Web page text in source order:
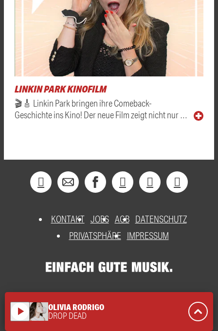
LINKIN PARK KINOFILM
🎬🎸 Linkin Park bringen ihre Comeback-
Geschichte ins Kino! Der neue Film zeigt nicht nur …
KONTAKT JOBS AGB DATENSCHUTZ
PRIVATSPHÄRE
IMPRESSUM
play_arrow OLIVIA RODRIGO
DROP DEAD